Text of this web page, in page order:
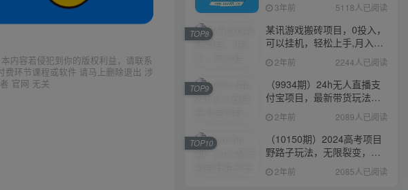
内容若侵犯到你的版权利益，请联系
费环节课程或软件 请马上删除退出 涉
官网 无关
3年前 5118人已阅读
某讯游戏搬砖项目，0投入，
可以挂机，轻松上手,月入
3000+上不封顶
2年前 2244人已阅读
TOP8
（9934期）24h无人直播支
付宝项目，最新带货玩法，
纯躺赚实测日入500+
2年前 2089人已阅读
TOP9
（10150期）2024高考项目
野路子玩法，无限裂变，最
高一天1W＋！
2年前 2085人已阅读
TOP10